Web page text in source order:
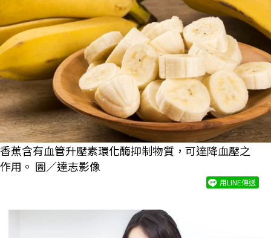
香蕉含有血管升壓素環化酶抑制物質，可達降血壓之
作用。 圖／達志影像
用LINE傳送